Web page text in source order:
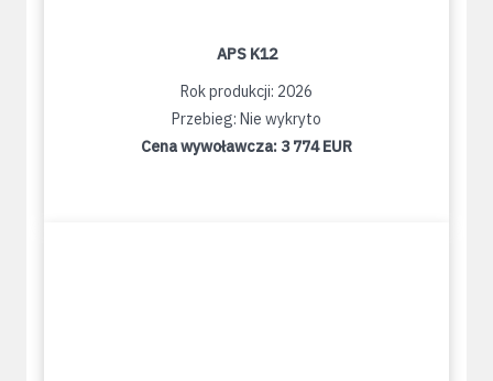
APS K12
Rok produkcji: 2026
Przebieg: Nie wykryto
Cena wywoławcza: 3 774 EUR